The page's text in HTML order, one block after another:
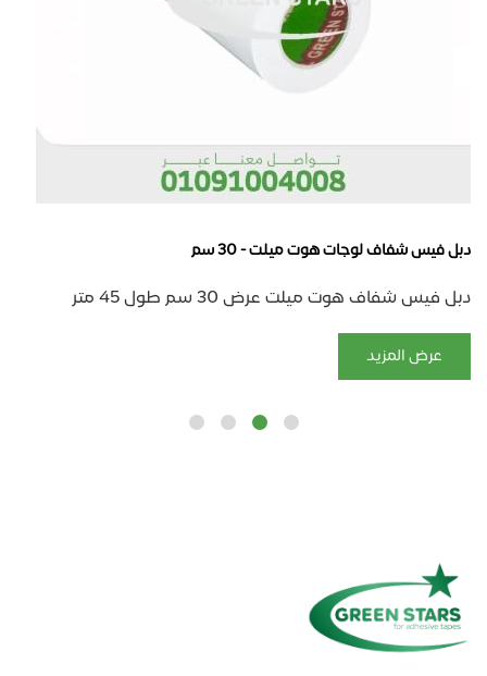
دبل فيس شفاف لوجات هوت ميلت - 30 سم
دبل فيس شفاف هوت ميلت عرض 30 سم طول 45 متر
عرض المزيد